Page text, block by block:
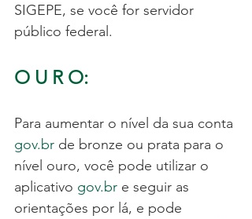
SIGEPE, se você for servidor
público federal.
O U R O:
Para aumentar o nível da sua conta
gov.br de bronze ou prata para o
nível ouro, você pode utilizar o
aplicativo gov.br e seguir as
orientações por lá, e pode